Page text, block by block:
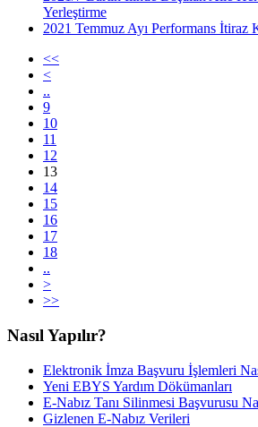
Yerleştirme
2021 Temmuz Ayı Performans İtiraz
<<
<
..
9
10
11
12
13
14
15
16
17
18
..
>
>>
Nasıl Yapılır?
Elektronik İmza Başvuru İşlemleri
Yeni EBYS Yardım Dökümanları
E-Nabız Tanı Silinmesi Başvurusu
Gizlenen E-Nabız Verileri